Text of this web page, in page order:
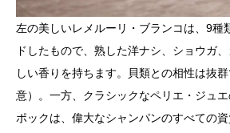
左の美しいレメルーリ・ブランコは、9種
ドしたもので、熟した洋ナシ、ショウガ
しい香りを持ちます。貝類との相性は抜
意）。一方、クラシックなペリエ・ジュ
ポックは、偉大なシャンパンのすべての